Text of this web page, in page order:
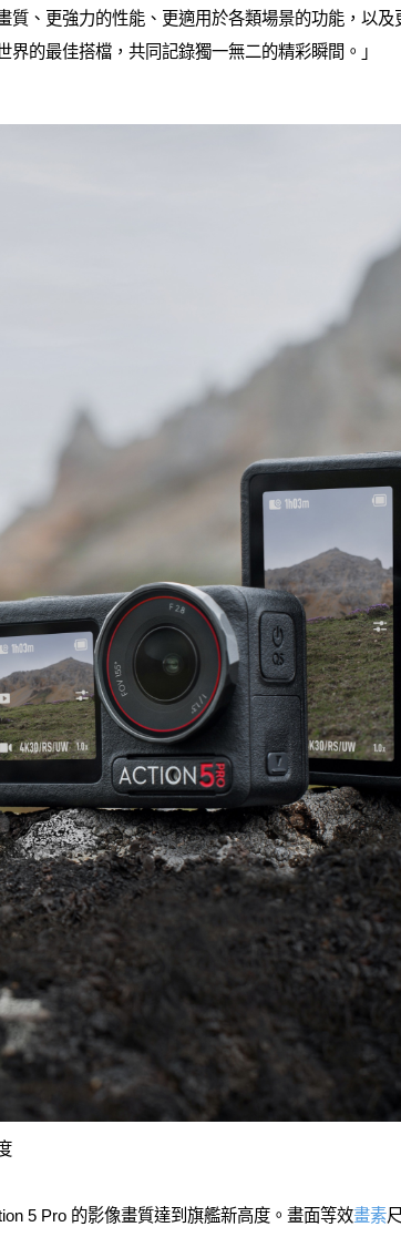
質、更強力的性能、更適用於各類場景的功能，以
的最佳搭檔，共同記錄獨一無二的精彩瞬間。」
5 Pro 的影像畫質達到旗艦新高度。畫面等效畫素